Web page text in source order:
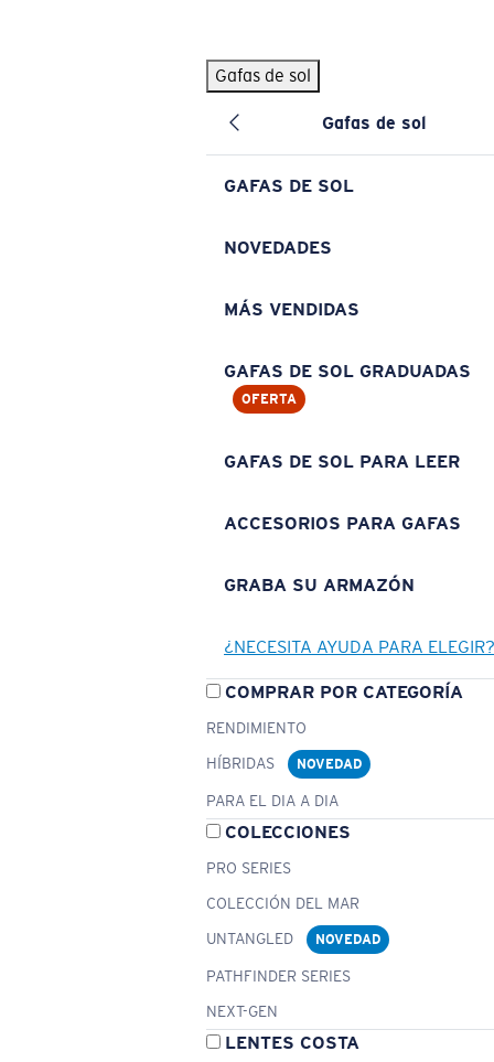
Gafas de sol
Gafas de sol
GAFAS DE SOL
NOVEDADES
MÁS VENDIDAS
GAFAS DE SOL GRADUADAS
OFERTA
GAFAS DE SOL PARA LEER
ACCESORIOS PARA GAFAS
GRABA SU ARMAZÓN
¿NECESITA AYUDA PARA ELEGIR?
COMPRAR POR CATEGORÍA
RENDIMIENTO
HÍBRIDAS
NOVEDAD
PARA EL DIA A DIA
COLECCIONES
PRO SERIES
COLECCIÓN DEL MAR
UNTANGLED
NOVEDAD
PATHFINDER SERIES
NEXT-GEN
LENTES COSTA
BÚSQUEDAS POPULARES
Pilothouse PRO Limited Edition Pack Exclusivo
Gafas de sol personalizadas
Los más vendidos de gafas de sol